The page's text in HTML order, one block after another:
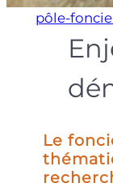
pôle-
Le